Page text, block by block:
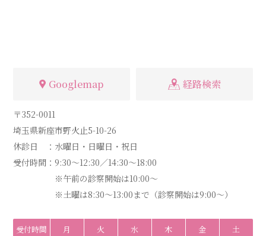
Googlemap 経路検索
〒352-0011
埼玉県新座市野火止5-10-26
休診日 ： 水曜日・日曜日・祝日
受付時間： 9:30～12:30／14:30～18:00
※午前の診察開始は10:00～
※土曜は8:30～13:00まで（診察開始は9:00～）
受付時間 月 火 水 木 金 土